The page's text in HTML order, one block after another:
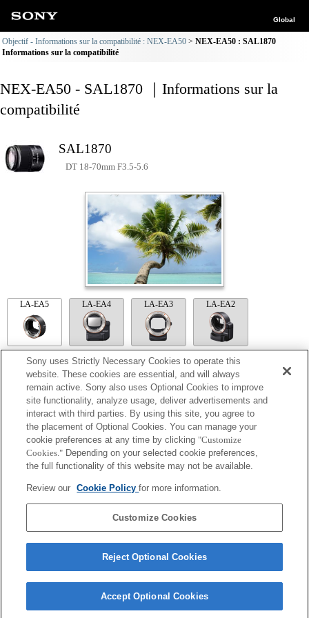
Global
Objectif - Informations sur la compatibilité : NEX-EA50
NEX-EA50 : SAL1870
Informations sur la compatibilité
NEX-EA50 - SAL1870 ｜Informations sur la
compatibilité
SAL1870
DT 18-70mm F3.5-5.6
LA-EA5 LA-EA4 LA-EA3 LA-EA2
LA-EA1
LA-EA5
La mise au point automatique ne peut pas être utilisée.
Disponible avec une bague d'adaptation d'objectif.
Le mode SteadyShot n'est pas pris en charge.
point, sont susceptibles d'être enregistrés lors d'un enregistrement vidéo.
Modifier le diaphragme pendant l'enregistrement peut générer du bruit ou rendre
l'écran plus lumineux pendant l'utilisation.
Sony uses Strictly Necessary Cookies to operate this
website. These cookies are essential, and will always
remain active. Sony also uses Optional Cookies to improve
site functionality, analyze usage, deliver advertisements and
interact with third parties. By using this site, you agree to
the placement of Optional Cookies. You can manage your
cookie preferences at any time by clicking "Customize
Cookies." Depending on your selected cookie preferences,
the full functionality of this website may not be available.
Review our Cookie Policyfor more information.
Customize Cookies
Reject Optional Cookies
Accept Optional Cookies